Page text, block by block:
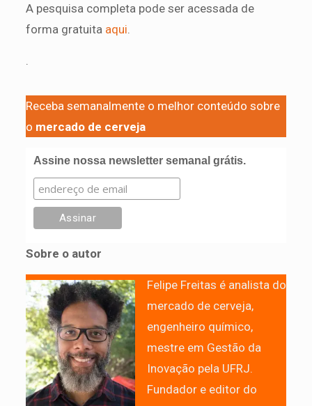
A pesquisa completa pode ser acessada de
forma gratuita aqui
Receba semanalmente o melhor conteúdo sobre
o mercado de cerveja
Assine nossa newsletter semanal grátis.
Sobre o autor
Felipe Freitas é analista do
mercado de cerveja,
engenheiro químico,
mestre em Gestão da
Inovação pela UFRJ.
Fundador e editor do